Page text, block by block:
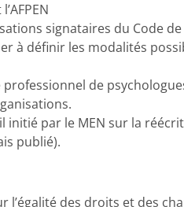
signataires du Code
à définir les modalités
professionnel de
initié par le MEN sur la
publié).
l’égalité des droits et des